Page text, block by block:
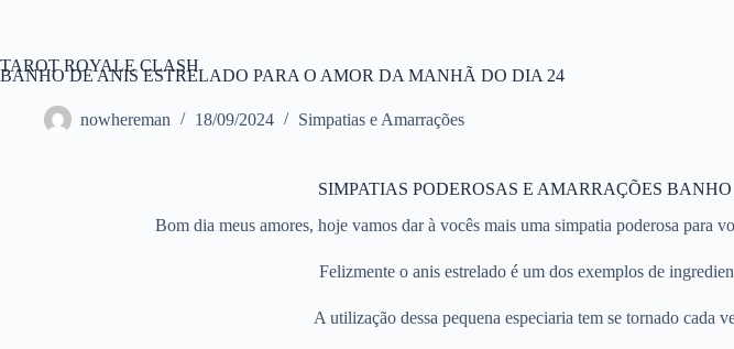
conteúdo
TAROT ROYALE CLASH
BANHO DE ANIS ESTRELADO PARA O AMOR DA MANHÃ DO DIA 24
nowhereman 18/09/2024 Simpatias e Amarrações
SIMPATIAS PODEROSAS E AMARRAÇÕES
Bom dia meus amores, hoje vamos dar à vocês mais uma simpatia poderosa para
Felizmente o anis estrelado é um dos exemplos de
A utilização dessa pequena especiaria tem se tornado cada